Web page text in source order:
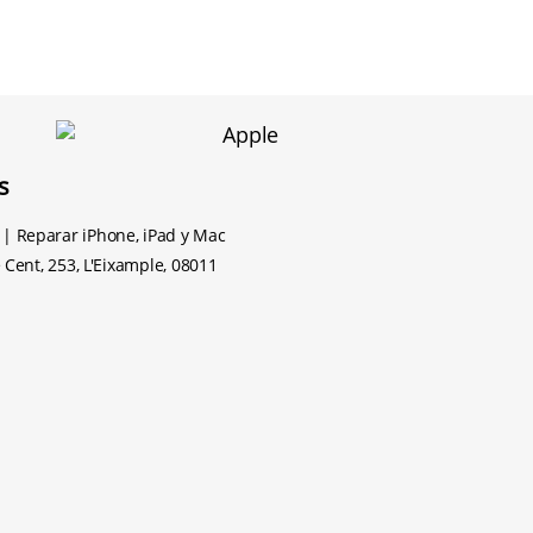
Reparar iPhone, iPad y Mac
253, L'Eixample, 08011